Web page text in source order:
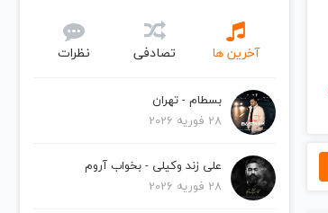
آخرین ها تصادفی نظرات
بسطام - تهران
28 فوریه 2026
علی زند وکیلی - بخواب آروم
28 فوریه 2026